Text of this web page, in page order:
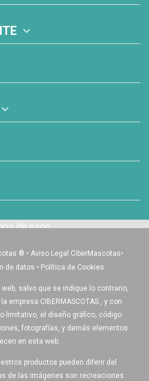
® • Aviso Legal CiberMascotas•
de datos • Política de Cookies
salvo que se indique lo contrario,
empresa CIBERMASCOTAS , y con
limitativo, el diseño gráfico, código
fotografías, y demás elementos
en esta web.
productos pueden diferir del
de las imágenes son recreaciones